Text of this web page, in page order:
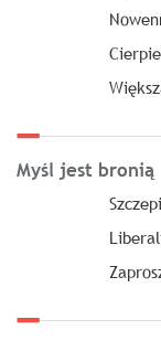
Myśl jest bronią